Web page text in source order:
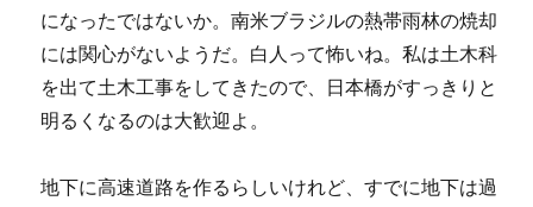
になったではないか。南米ブラジルの熱帯雨林の焼却
には関心がないようだ。白人って怖いね。私は土木科
を出て土木工事をしてきたので、日本橋がすっきりと
明るくなるのは大歓迎よ。
地下に高速道路を作るらしいけれど、すでに地下は過